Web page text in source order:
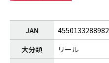
JAN
4550133288982
大分類
リール